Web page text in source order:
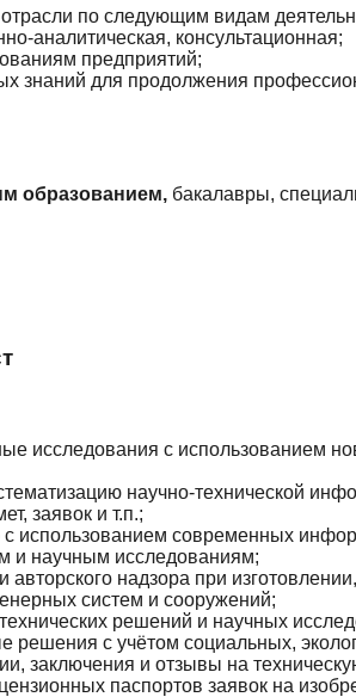
по следующим видам
аналитическая, консультационная;
предприятий;
знаний для продолжения
образованием, бакалавры,
исследования с использованием
научно-технической
заявок и т.п.;
использованием современных
и научным исследованиям;
надзора при
систем и сооружений;
решений и научных
с учётом социальных,
заключения и отзывы на
паспортов заявок на